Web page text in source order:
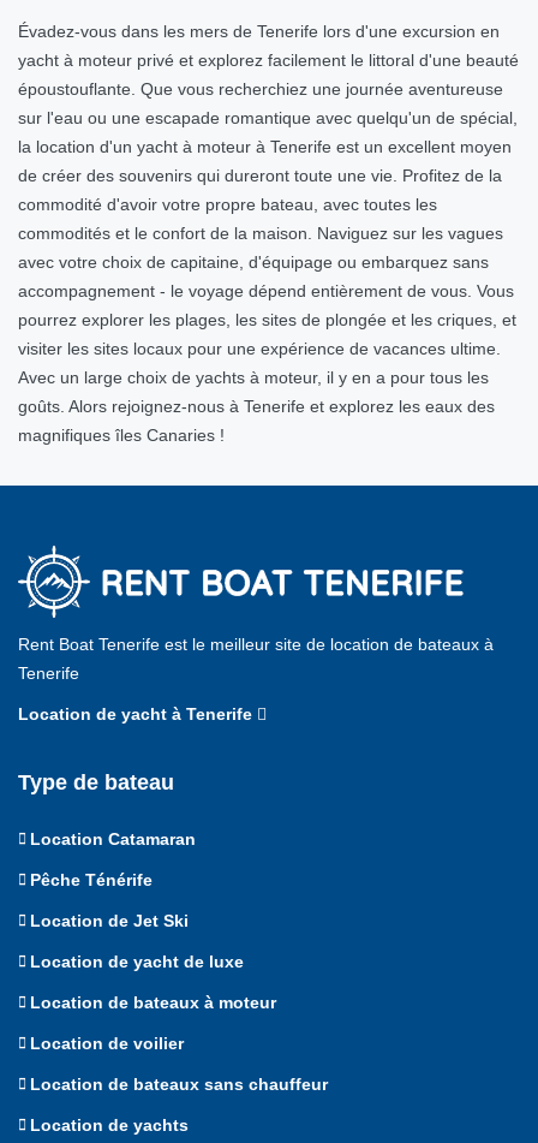
Évadez-vous dans les mers de Tenerife lors d'une excursion en
yacht à moteur privé et explorez facilement le littoral d'une beauté
époustouflante. Que vous recherchiez une journée aventureuse
sur l'eau ou une escapade romantique avec quelqu'un de spécial,
la location d'un yacht à moteur à Tenerife est un excellent moyen
de créer des souvenirs qui dureront toute une vie. Profitez de la
commodité d'avoir votre propre bateau, avec toutes les
commodités et le confort de la maison. Naviguez sur les vagues
avec votre choix de capitaine, d'équipage ou embarquez sans
accompagnement - le voyage dépend entièrement de vous. Vous
pourrez explorer les plages, les sites de plongée et les criques, et
visiter les sites locaux pour une expérience de vacances ultime.
Avec un large choix de yachts à moteur, il y en a pour tous les
goûts. Alors rejoignez-nous à Tenerife et explorez les eaux des
magnifiques îles Canaries !
Rent Boat Tenerife est le meilleur site de location de bateaux à
Tenerife
Location de yacht à Tenerife
Type de bateau
Location Catamaran
Pêche Ténérife
Location de Jet Ski
Location de yacht de luxe
Location de bateaux à moteur
Location de voilier
Location de bateaux sans chauffeur
Location de yachts